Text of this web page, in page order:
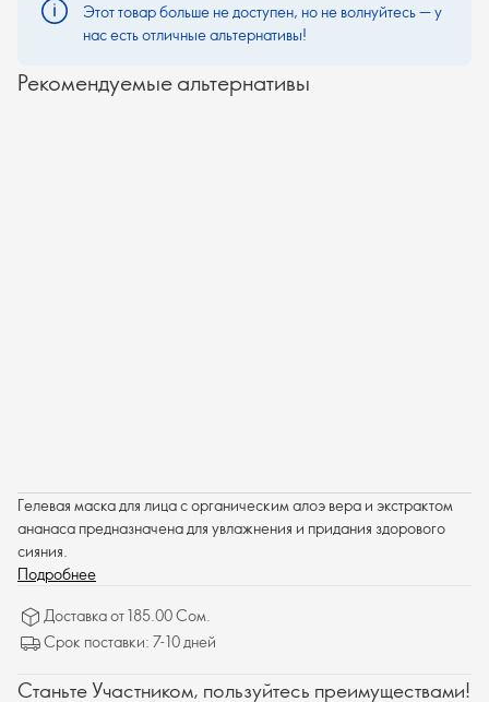
Этот товар больше не доступен, но не волнуйтесь — у
нас есть отличные альтернативы!
Рекомендуемые альтернативы
Гелевая маска для лица с органическим алоэ вера и экстрактом
ананаса предназначена для увлажнения и придания здорового
сияния.
Подробнее
Доставка от 185.00 Сом.
Срок поставки: 7-10 дней
Станьте Участником, пользуйтесь преимуществами!